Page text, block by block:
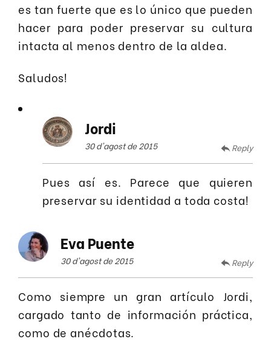
es tan fuerte que es lo único que pueden
hacer para poder preservar su cultura
intacta al menos dentro de la aldea.
Saludos!
Jordi
30 d'agost de 2015 Reply
Pues así es. Parece que quieren
preservar su identidad a toda costa!
Eva Puente
30 d'agost de 2015 Reply
Como siempre un gran artículo Jordi,
cargado tanto de información práctica,
como de anécdotas.